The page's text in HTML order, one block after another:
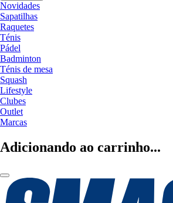
Novidades
Sapatilhas
Raquetes
Ténis
Pádel
Badminton
Ténis de mesa
Squash
Lifestyle
Clubes
Outlet
Marcas
Adicionando ao carrinho...